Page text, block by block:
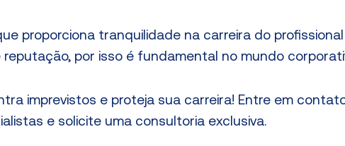
proporciona tranquilidade na carreira do
reputação, por isso é fundamental no mundo
imprevistos e proteja sua carreira! Entre em
e solicite uma consultoria exclusiva.